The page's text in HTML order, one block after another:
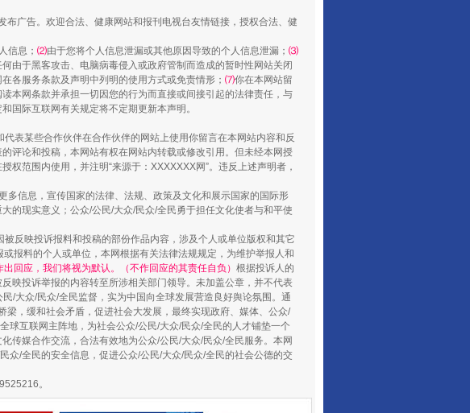
能 扯下公款旅游的“隐身衣”
定 “蜀中异人”王建安的艺术幻境
广告。欢迎合法、健康网站和报刊电视台友情链接，授权合法、健
信息； ⑵由于您将个人信息泄漏或其他原因导致的个人信息泄漏； ⑶
何由于黑客攻击、电脑病毒侵入或政府管制而造成的暂时性网站关闭
在各服务条款及声明中列明的使用方式或免责情形； ⑺你在本网站留
本网条款并承担一切因您的行为而直接或间接引起的法律责任，与
国际互联网有关规定将不定期更新本声明。
表某些合作伙伴在合作伙伴的网站上使用你留言在本网站内容和反
评论和投稿，本网站有权在网站内转载或修改引用。但未经本网授
范围内使用，并注明“来源于：XXXXXXX网”。违反上述声明者，
多信息，宣传国家的法律、法规、政策及文化和展示国家的国际形
的现实意义；公众/公民/大众/民众/全民勇于担任文化使者与和平使
反映投诉报料和投稿的部份作品内容，涉及个人或单位版权和其它
报料的个人或单位，本网根据有关法律法规规定，为维护举报人和
回应，我们将视为默认。（不作回应的其责任自负） 根据投诉人的
映投诉举报的内容转至所涉相关部门领导。未加盖公章，并不代表
民/大众/民众/全民监督，实为中国向全球发展营造良好舆论氛围。通
，缓和社会矛盾，促进社会大发展，最终实现政府、媒体、公众/
球互联网主阵地，为社会公众/公民/大众/民众/全民的人才铺垫一个
传媒合作交流，合法有效地为公众/公民/大众/民众/全民服务。本网
众/全民的安全信息，促进公众/公民/大众/民众/全民的社会公德的交
。